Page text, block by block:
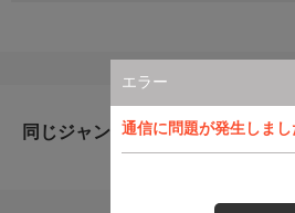
エラー
通信に問題が発生しま
同じジャンルのおすすめ番組